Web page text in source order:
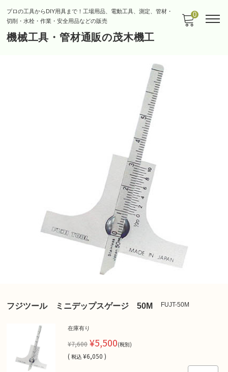
プロの工具からDIY用具まで！工場用品、電動工具、測定、管材・
切削・水栓・作業・安全用品などの販売
機械工具・管材通販の茂木機工
0
フジツール ミニデップスゲージ 50M FUJT-50M
在庫有り
¥7,600 ¥5,500(税別)
( 税込 ¥6,050 )